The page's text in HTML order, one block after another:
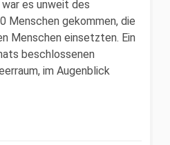
es unweit des
Menschen gekommen, die
Menschen einsetzten. Ein
beschlossenen
im Augenblick